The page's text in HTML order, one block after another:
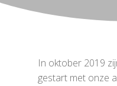
In oktober 2019
gestart met onze